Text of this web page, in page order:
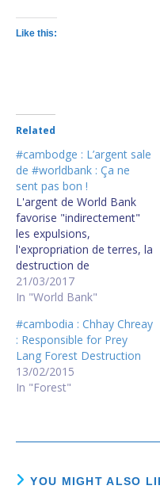
Like this:
Related
#cambodge : L’argent sale
de #worldbank : Ça ne
sent pas bon !
L'argent de World Bank
favorise "indirectement"
les expulsions,
l'expropriation de terres, la
destruction de
l'environnement et les
violations des Droits de
World Bank contrôle
sérieusement comment
son argent est/sera utilisé
par les banques locales et
les fonds d'investissement
21/03/2017
In "World Bank"
#cambodia : Chhay Chreay
: Responsible for Prey
Lang Forest Destruction
13/02/2015
In "Forest"
YOU MIGHT ALSO